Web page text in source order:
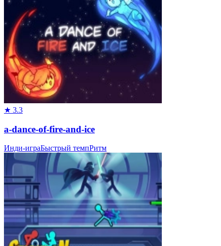
★ 3.3
a-dance-of-fire-and-ice
Инди-играБыстрый темпРитм